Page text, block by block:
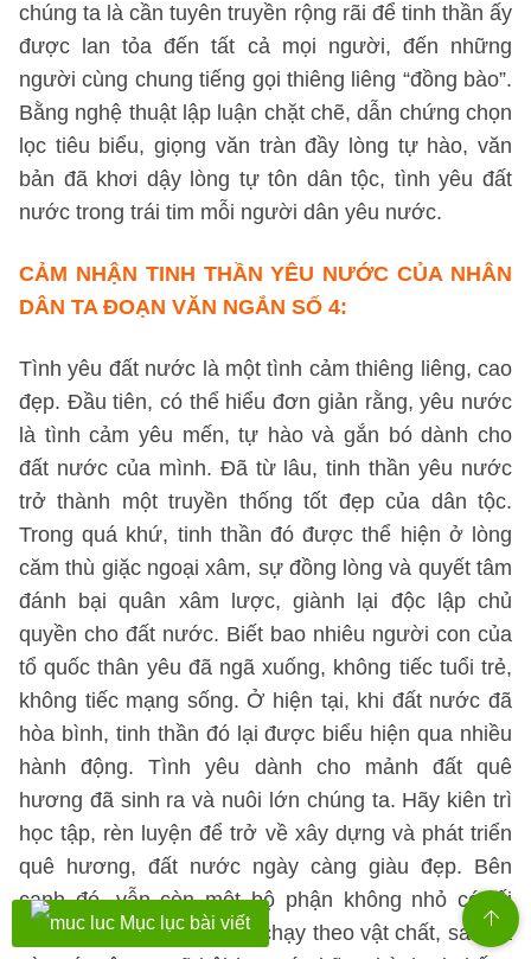
chúng ta là cần tuyên truyền rộng rãi để tinh thần ấy
được lan tỏa đến tất cả mọi người, đến những
người cùng chung tiếng gọi thiêng liêng “đồng bào”.
Bằng nghệ thuật lập luận chặt chẽ, dẫn chứng chọn
lọc tiêu biểu, giọng văn tràn đầy lòng tự hào, văn
bản đã khơi dậy lòng tự tôn dân tộc, tình yêu đất
nước trong trái tim mỗi người dân yêu nước.
CẢM NHẬN TINH THẦN YÊU NƯỚC CỦA NHÂN
DÂN TA ĐOẠN VĂN NGẮN SỐ 4:
Tình yêu đất nước là một tình cảm thiêng liêng, cao
đẹp. Đầu tiên, có thể hiểu đơn giản rằng, yêu nước
là tình cảm yêu mến, tự hào và gắn bó dành cho
đất nước của mình. Đã từ lâu, tinh thần yêu nước
trở thành một truyền thống tốt đẹp của dân tộc.
Trong quá khứ, tinh thần đó được thể hiện ở lòng
căm thù giặc ngoại xâm, sự đồng lòng và quyết tâm
đánh bại quân xâm lược, giành lại độc lập chủ
quyền cho đất nước. Biết bao nhiêu người con của
tổ quốc thân yêu đã ngã xuống, không tiếc tuổi trẻ,
không tiếc mạng sống. Ở hiện tại, khi đất nước đã
hòa bình, tinh thần đó lại được biểu hiện qua nhiều
hành động. Tình yêu dành cho mảnh đất quê
hương đã sinh ra và nuôi lớn chúng ta. Hãy kiên trì
học tập, rèn luyện để trở về xây dựng và phát triển
quê hương, đất nước ngày càng giàu đẹp. Bên
cạnh đó, vẫn còn một bộ phận không nhỏ có lối
sống lệch lạc, họ chỉ biết chạy theo vật chất, sa ngã
Mục lục bài viết